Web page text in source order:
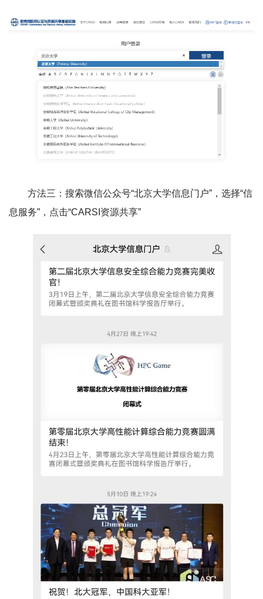
方法三：搜索微信公众号“北京大学信息门户”，选择“信
息服务”，点击“CARSI资源共享”